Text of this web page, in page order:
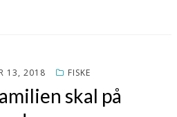
13, 2018 FISKE
skal på